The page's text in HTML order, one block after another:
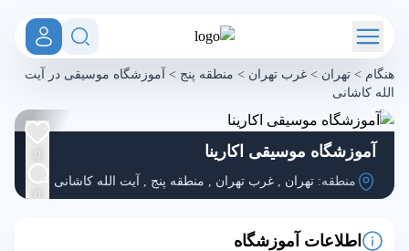
هنگام > تهران > غرب تهران > منطقه پنج > آموزشگاه موسیقی در آیت
الله کاشانی
آموزشگاه موسیقی اکارینا
منطقه: تهران , غرب تهران , منطقه پنج , آیت الله کاشانی
0
0
اطلاعات آموزشگاه